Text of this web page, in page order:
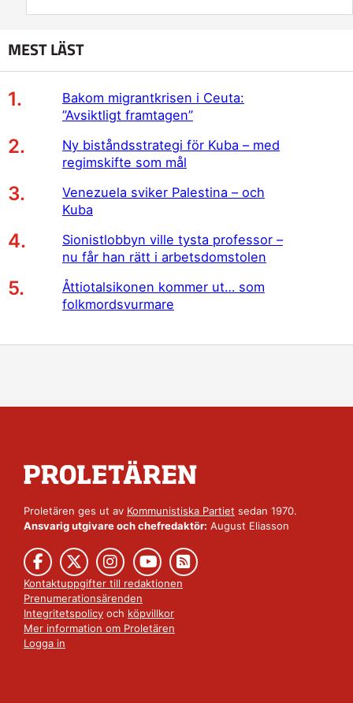
MEST LÄST
Bakom migrantkrisen i Ceuta:
”Avsiktligt framtagen”
Ny biståndsstrategi för Kuba – med
regimskifte som mål
Venezuela sviker Palestina – och
Kuba
Sionistlobbyn ville tysta professor –
nu får han rätt i arbetsdomstolen
Åttiotalsikonen kommer ut… som
folkmordsvurmare
Proletären ges ut av Kommunistiska Partiet sedan 1970.
Ansvarig utgivare och chefredaktör: August Eliasson
Kontaktuppgifter till redaktionen
Prenumerationsärenden
Integritetspolicy och köpvillkor
Mer information om Proletären
Logga in